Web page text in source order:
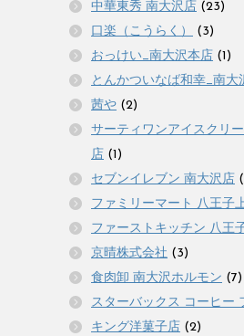
中華東秀 南大沢店 (23)
口楽（こうらく）
(3)
おっけい_南大沢本店 (1)
とんかついなば和幸_南大
茜や (2)
サーティワンアイスクリ
店 (1)
セブンイレブン 南大沢店
ファミリーマート 八王子
ファーストキッチン 八王
京晴株式会社 (3)
食肉卸 南大沢ホルモン (7)
スターバックス コーヒー
キング洋菓子店 (2)